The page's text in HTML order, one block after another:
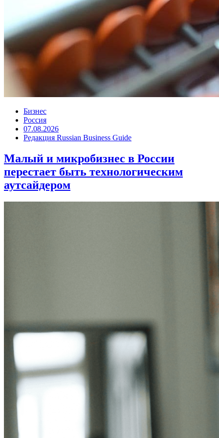
Бизнес
Россия
07.08.2026
Редакция Russian Business Guide
Малый и микробизнес в России
перестает быть технологическим
аутсайдером